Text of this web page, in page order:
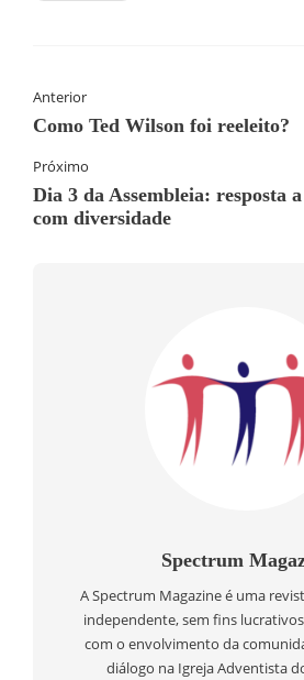
Anterior
Como Ted Wilson foi reeleito?
Próximo
Dia 3 da Assembleia: resposta
com diversidade
Spectrum
A Spectrum Magazine é uma
independente, sem fins
com o envolvimento da
diálogo na Igreja Adventista